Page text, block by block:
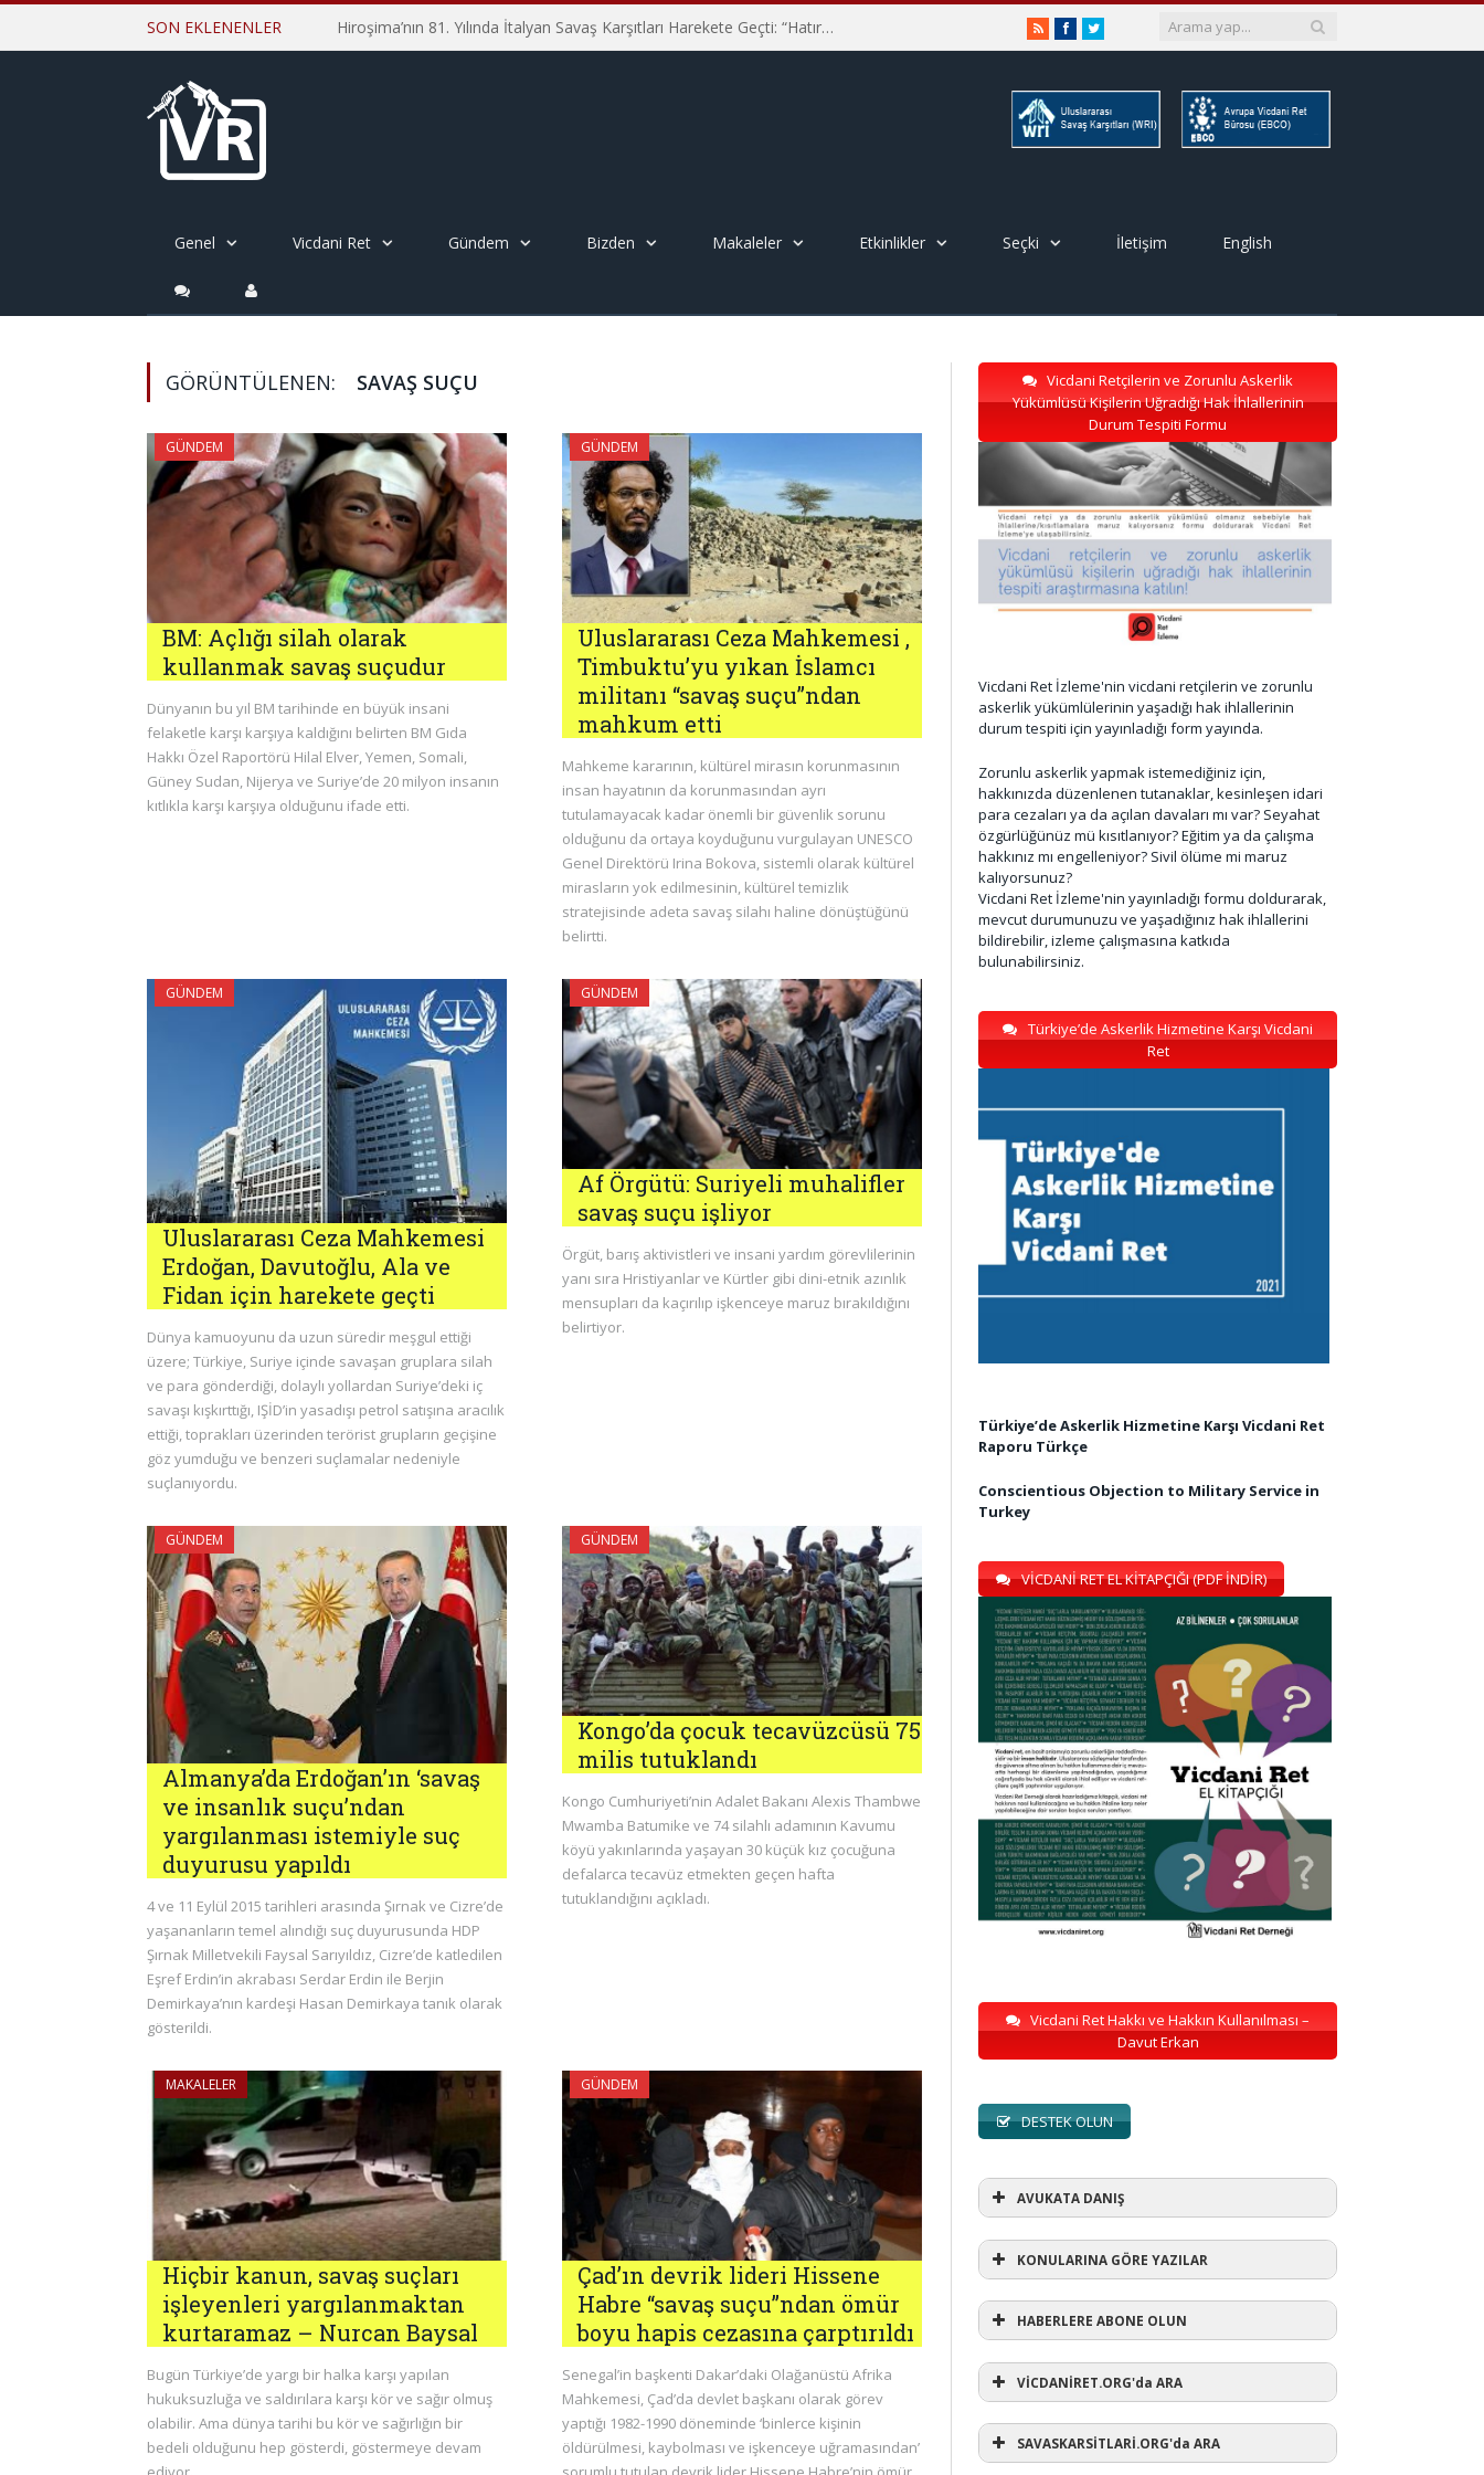
SON EKLENENLER Hiroşima’nın 81. Yılında İtalyan Savaş Karşıtları Harekete Geçti: “Hatırlamak yeterli değil” RSSFacebookTwitter
Genel Vicdani Ret Gündem Bizden Makaleler Etkinlikler Seçki İletişim English
GÖRÜNTÜLENEN: SAVAŞ SUÇU
GÜNDEM
BM: Açlığı silah olarak
kullanmak savaş suçudur
Dünyanın bu yıl BM tarihinde en büyük insani
felaketle karşı karşıya kaldığını belirten BM Gıda
Hakkı Özel Raportörü Hilal Elver, Yemen, Somali,
Güney Sudan, Nijerya ve Suriye’de 20 milyon insanın
kıtlıkla karşı karşıya olduğunu ifade etti.
GÜNDEM
Uluslararası Ceza Mahkemesi ,
Timbuktu’yu yıkan İslamcı
militanı “savaş suçu”ndan
mahkum etti
Mahkeme kararının, kültürel mirasın korunmasının
insan hayatının da korunmasından ayrı
tutulamayacak kadar önemli bir güvenlik sorunu
olduğunu da ortaya koyduğunu vurgulayan UNESCO
Genel Direktörü Irina Bokova, sistemli olarak kültürel
mirasların yok edilmesinin, kültürel temizlik
stratejisinde adeta savaş silahı haline dönüştüğünü
belirtti.
GÜNDEM
Uluslararası Ceza Mahkemesi
Erdoğan, Davutoğlu, Ala ve
Fidan için harekete geçti
Dünya kamuoyunu da uzun süredir meşgul ettiği
üzere; Türkiye, Suriye içinde savaşan gruplara silah
ve para gönderdiği, dolaylı yollardan Suriye’deki iç
savaşı kışkırttığı, IŞİD’in yasadışı petrol satışına aracılık
ettiği, toprakları üzerinden terörist grupların geçişine
göz yumduğu ve benzeri suçlamalar nedeniyle
suçlanıyordu.
GÜNDEM
Af Örgütü: Suriyeli muhalifler
savaş suçu işliyor
Örgüt, barış aktivistleri ve insani yardım görevlilerinin
yanı sıra Hristiyanlar ve Kürtler gibi dini-etnik azınlık
mensupları da kaçırılıp işkenceye maruz bırakıldığını
belirtiyor.
GÜNDEM
Almanya’da Erdoğan’ın ‘savaş
ve insanlık suçu’ndan
yargılanması istemiyle suç
duyurusu yapıldı
4 ve 11 Eylül 2015 tarihleri arasında Şırnak ve Cizre’de
yaşananların temel alındığı suç duyurusunda HDP
Şırnak Milletvekili Faysal Sarıyıldız, Cizre’de katledilen
Eşref Erdin’in akrabası Serdar Erdin ile Berjin
Demirkaya’nın kardeşi Hasan Demirkaya tanık olarak
gösterildi.
GÜNDEM
Kongo’da çocuk tecavüzcüsü 75
milis tutuklandı
Kongo Cumhuriyeti’nin Adalet Bakanı Alexis Thambwe
Mwamba Batumike ve 74 silahlı adamının Kavumu
köyü yakınlarında yaşayan 30 küçük kız çocuğuna
defalarca tecavüz etmekten geçen hafta
tutuklandığını açıkladı.
MAKALELER
Hiçbir kanun, savaş suçları
işleyenleri yargılanmaktan
kurtaramaz – Nurcan Baysal
Bugün Türkiye’de yargı bir halka karşı yapılan
hukuksuzluğa ve saldırılara karşı kör ve sağır olmuş
olabilir. Ama dünya tarihi bu kör ve sağırlığın bir
bedeli olduğunu hep gösterdi, göstermeye devam
GÜNDEM
Çad’ın devrik lideri Hissene
Habre “savaş suçu”ndan ömür
boyu hapis cezasına çarptırıldı
Senegal’in başkenti Dakar’daki Olağanüstü Afrika
Mahkemesi, Çad’da devlet başkanı olarak görev
yaptığı 1982-1990 döneminde ‘binlerce kişinin
öldürülmesi, kaybolması ve işkenceye uğramasından’
Vicdani Retçilerin ve Zorunlu Askerlik
Yükümlüsü Kişilerin Uğradığı Hak İhlallerinin
Durum Tespiti Formu
Vicdani Ret İzleme'nin vicdani retçilerin ve zorunlu
askerlik yükümlülerinin yaşadığı hak ihlallerinin
durum tespiti için yayınladığı form yayında.
Zorunlu askerlik yapmak istemediğiniz için,
hakkınızda düzenlenen tutanaklar, kesinleşen idari
para cezaları ya da açılan davaları mı var? Seyahat
özgürlüğünüz mü kısıtlanıyor? Eğitim ya da çalışma
hakkınız mı engelleniyor? Sivil ölüme mi maruz
kalıyorsunuz?
Vicdani Ret İzleme'nin yayınladığı formu doldurarak,
mevcut durumunuzu ve yaşadığınız hak ihlallerini
bildirebilir, izleme çalışmasına katkıda
bulunabilirsiniz.
Türkiye’de Askerlik Hizmetine Karşı Vicdani
Ret
Türkiye’de Askerlik Hizmetine Karşı Vicdani Ret
Raporu Türkçe
Conscientious Objection to Military Service in
Turkey
VİCDANİ RET EL KİTAPÇIĞI (PDF İNDİR)
Vicdani Ret Hakkı ve Hakkın Kullanılması –
Davut Erkan
DESTEK OLUN
AVUKATA DANIŞ
AVUKATA DANIŞ
KONULARINA GÖRE YAZILAR
KONULARINA GÖRE YAZILAR
#refusewar(1)
'dur' ihtarı(3)
HABERLERE ABONE OLUN
VİCDANİRET.ORG'da ARA
SAVASKARSİTLARİ.ORG'da ARA